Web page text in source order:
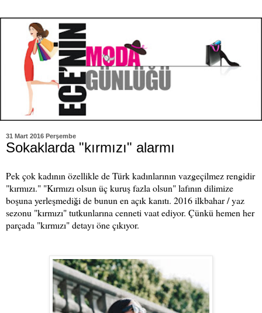
31 Mart 2016 Perşembe
Sokaklarda "kırmızı" alarmı
Pek çok kadının özellikle de Türk kadınlarının vazgeçilmez rengidir
"kırmızı." "Kırmızı olsun üç kuruş fazla olsun" lafının dilimize
boşuna yerleşmediği de bunun en açık kanıtı. 2016 ilkbahar / yaz
sezonu "kırmızı" tutkunlarına cenneti vaat ediyor. Çünkü hemen her
parçada "kırmızı" detayı öne çıkıyor.